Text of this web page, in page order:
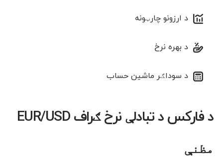
د ارزونو چارټونه
د بهره نرخ
د سوداګر ماشین حساب
د فارکس د تبادلې نرخ ګراف EUR/USD
مظنې